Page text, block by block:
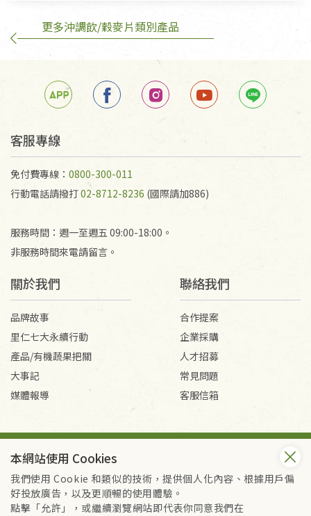
訂購手抄稿退貨需知：
若未保持原包裝方式或未使用原箱退回，導致書籍有
任何折損、磨損、污損或凹角，將不接受退貨，也不
不接受退貨之手抄稿，為敬重法寶故，里仁網購無法
代為結緣處理等。 若需將手抄稿寄還給消費者，因而
產生的運費100元/箱將由消費者負擔。
更多沖調飲/穀麥片類別產品
客服專線
免付費專線： 0800-300-011
行動電話請撥打02-8712-8236 (國際請加886)
服務時間：週一至週五 09:00-18:00。
非服務時間來電請留言。
關於我們
品牌故事
里仁七大永續行動
產品/有機蔬果把關
大事記
媒體報導
聯絡我們
合作提案
企業採購
人才招募
常見問題
客服信箱
Copyright © 2026 里仁事業股份有限公司(統編：16301262) /
里仁網購股份有限公司(統編：25149752)
All Rights Reserved.
本網站使用 Cookies
我們使用 Cookie 和類似的技術，提供個人化內容、根據用戶偏
好投放廣告，以及更順暢的使用體驗。
點擊「允許」，或繼續瀏覽網站即代表你同意我們在